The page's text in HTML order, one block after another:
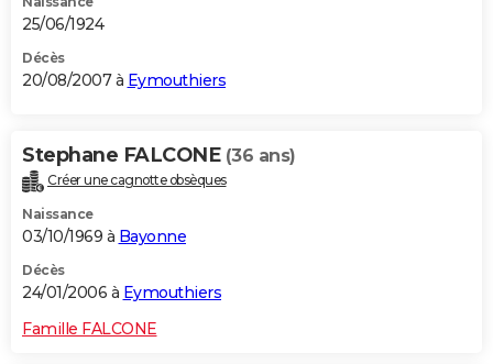
25/06/1924
Décès
20/08/2007 à Eymouthiers
Stephane FALCONE (36 ans)
Créer une cagnotte obsèques
Naissance
03/10/1969 à Bayonne
Décès
24/01/2006 à Eymouthiers
Famille FALCONE